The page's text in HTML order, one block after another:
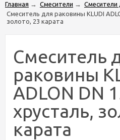
Главная → Смесители → Смесители
Смеситель для раковины KLUDI
золото, 23 карата
Смеситель
раковины
ADLON DN
хрусталь,
карата